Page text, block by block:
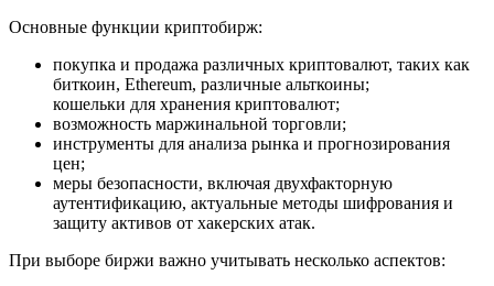
Основные функции криптобирж:
покупка и продажа различных криптовалют, таких как
биткоин, Ethereum, различные альткоины;
кошельки для хранения криптовалют;
возможность маржинальной торговли;
инструменты для анализа рынка и прогнозирования
цен;
меры безопасности, включая двухфакторную
аутентификацию, актуальные методы шифрования и
защиту активов от хакерских атак.
При выборе биржи важно учитывать несколько аспектов: